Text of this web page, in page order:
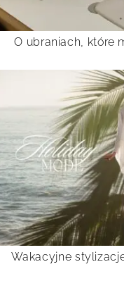
O ubraniach, które
Wakacyjne